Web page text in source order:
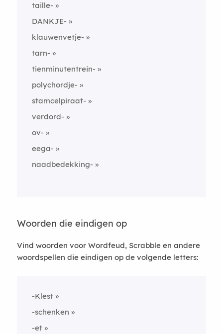
taille-
DANKJE-
klauwenvetje-
tarn-
tienminutentrein-
polychordje-
stamcelpiraat-
verdord-
ov-
eega-
naadbedekking-
Woorden die eindigen op
Vind woorden voor Wordfeud, Scrabble en andere
woordspellen die eindigen op de volgende letters:
-Klest
-schenken
-et